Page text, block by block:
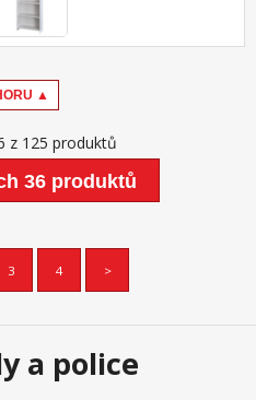
▲
z 125 produktů
36 produktů
3 4 >
a police